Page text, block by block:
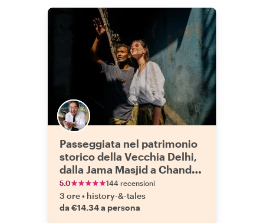
Passeggiata nel patrimonio
storico della Vecchia Delhi,
dalla Jama Masjid a Chandni
Chowk
5.0 144 recensioni
3 ore• history-&-tales
da €14.34 a persona